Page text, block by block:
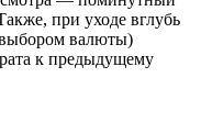
при уходе вглубь
валюты)
к предыдущему